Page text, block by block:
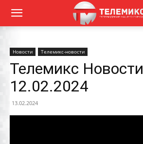
Новости Телемикс-новости
Телемикс Новости
12.02.2024
13.02.2024